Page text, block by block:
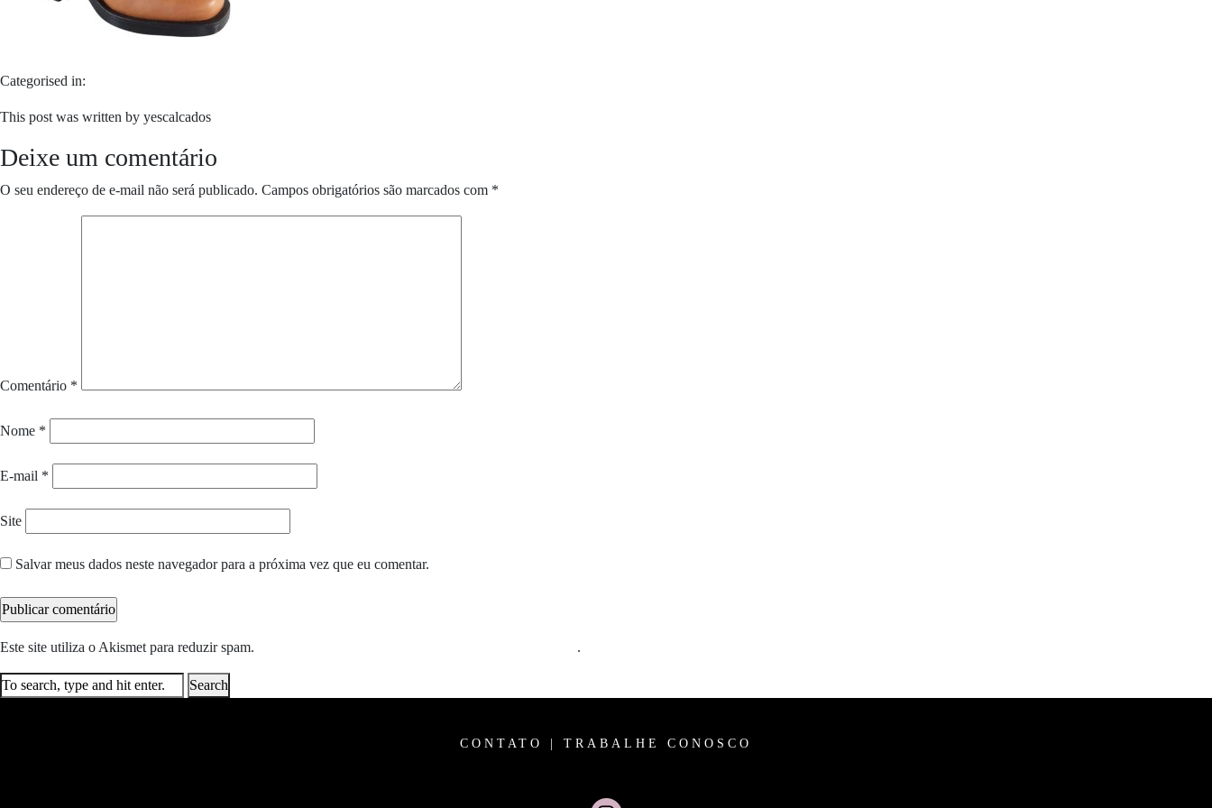
Categorised in:
This post was written by yescalcados
Deixe um comentário
O seu endereço de e-mail não será publicado. Campos obrigatórios são marcados com *
Comentário *
Nome *
E-mail *
Site
Salvar meus dados neste navegador para a próxima vez que eu comentar.
Este site utiliza o Akismet para reduzir spam. .
Search
CONTATO TRABALHE CONOSCO